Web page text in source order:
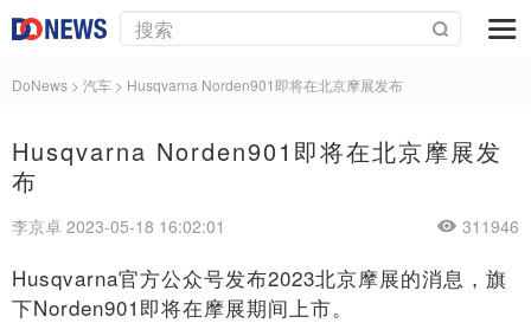
DoNews > 汽车 > Husqvarna Norden901即将在北京摩展发布
Husqvarna Norden901即将在北京摩展发
布
李京卓 2023-05-18 16:02:01 311946
Husqvarna官方公众号发布2023北京摩展的消息，旗
下Norden901即将在摩展期间上市。